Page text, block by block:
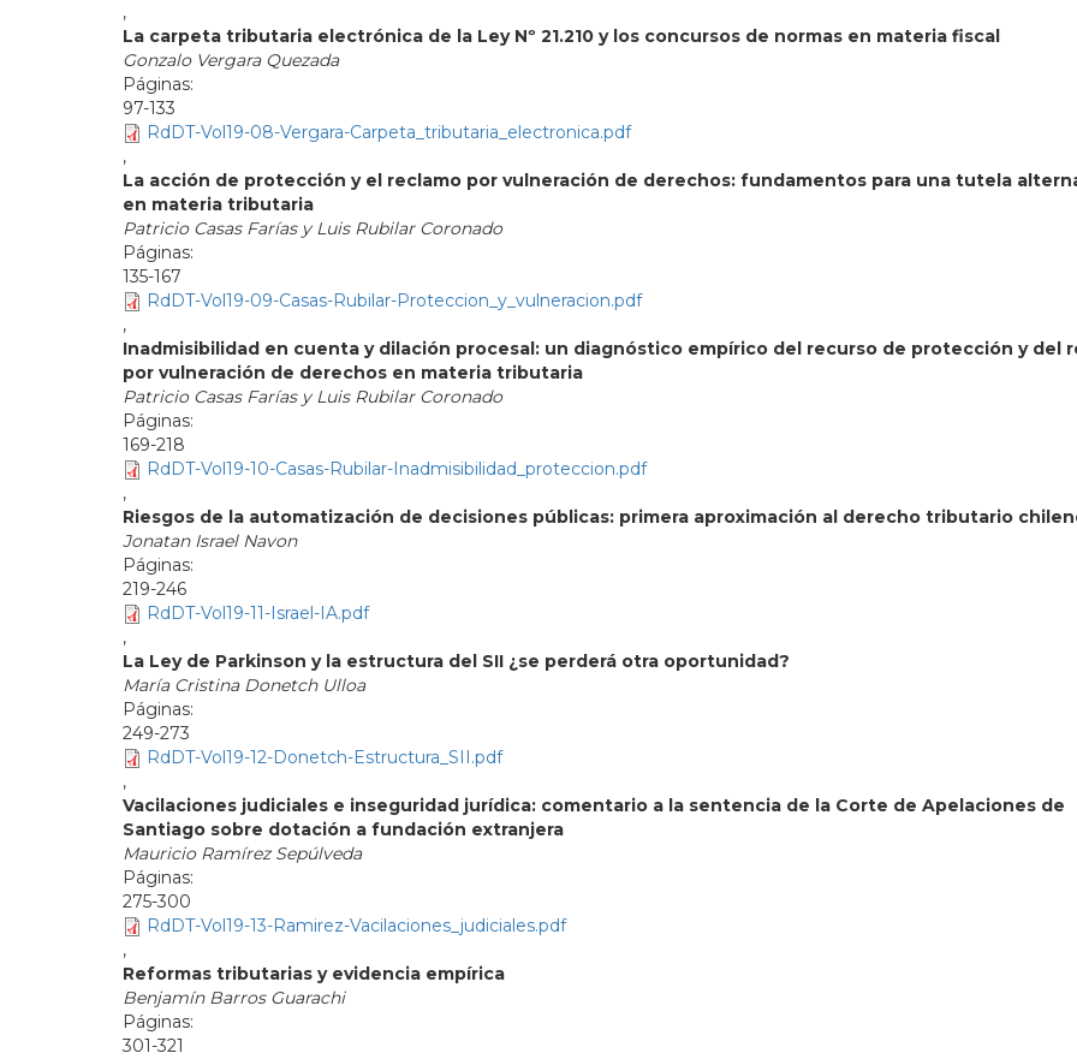
,
La carpeta tributaria electrónica de la Ley Nº 21.210 y los concursos de normas en materia fiscal
Gonzalo Vergara Quezada
97-133
RdDT-Vol19-08-Vergara-Carpeta_tributaria_electronica.pdf
,
La acción de protección y el reclamo por vulneración de derechos: fundamentos para una tutela
en materia tributaria
Patricio Casas Farías y Luis Rubilar Coronado
135-167
RdDT-Vol19-09-Casas-Rubilar-Proteccion_y_vulneracion.pdf
,
Inadmisibilidad en cuenta y dilación procesal: un diagnóstico empírico del recurso de protección y del
por vulneración de derechos en materia tributaria
Patricio Casas Farías y Luis Rubilar Coronado
169-218
RdDT-Vol19-10-Casas-Rubilar-Inadmisibilidad_proteccion.pdf
,
Riesgos de la automatización de decisiones públicas: primera aproximación al derecho tributario
Jonatan Israel Navon
219-246
RdDT-Vol19-11-Israel-IA.pdf
,
La Ley de Parkinson y la estructura del SII ¿se perderá otra oportunidad?
María Cristina Donetch Ulloa
249-273
RdDT-Vol19-12-Donetch-Estructura_SII.pdf
,
Vacilaciones judiciales e inseguridad jurídica: comentario a la sentencia de la Corte de Apelaciones de
Santiago sobre dotación a fundación extranjera
Mauricio Ramírez Sepúlveda
275-300
RdDT-Vol19-13-Ramirez-Vacilaciones_judiciales.pdf
,
Reformas tributarias y evidencia empírica
Benjamín Barros Guarachi
301-321